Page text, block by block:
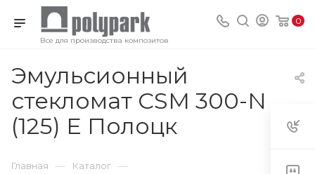
Все для производства композитов
0
Эмульсионный
стекломат CSM 300-N
(125) E Полоцк
Главная — Каталог —